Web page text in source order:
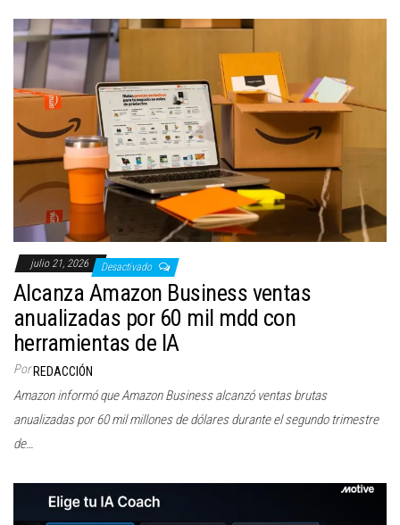
julio 21, 2026 Desactivado
Alcanza Amazon Business ventas
anualizadas por 60 mil mdd con
herramientas de IA
Por REDACCIÓN
Amazon informó que Amazon Business alcanzó ventas brutas
anualizadas por 60 mil millones de dólares durante el segundo trimestre
de…